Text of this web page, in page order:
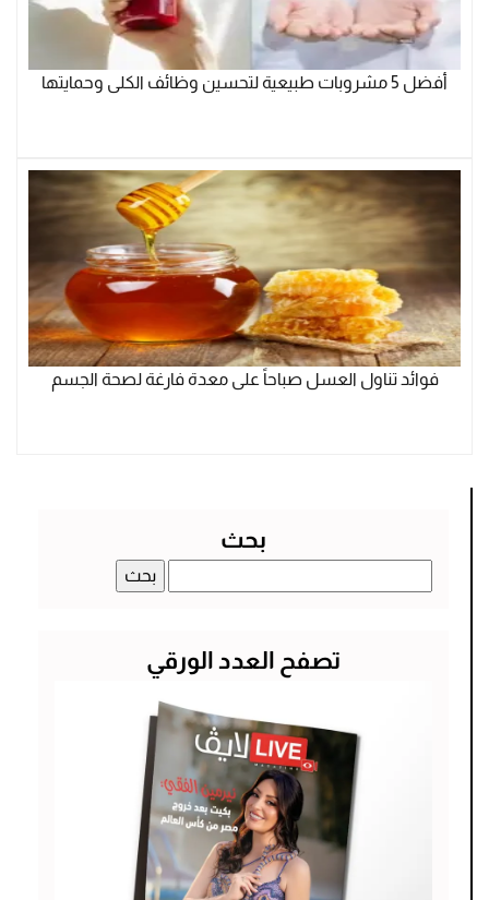
أفضل 5 مشروبات طبيعية لتحسين وظائف الكلى وحمايتها
فوائد تناول العسل صباحاً على معدة فارغة لصحة الجسم
بحث
عن:
تصفح العدد الورقي